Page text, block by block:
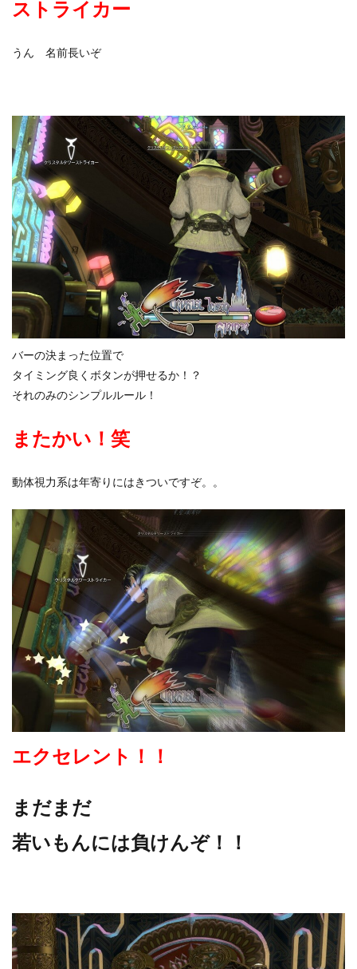
ストライカー
うん 名前長いぞ
バーの決まった位置で
タイミング良くボタンが押せるか！？
それのみのシンプルルール！
またかい！笑
動体視力系は年寄りにはきついですぞ。。
エクセレント！！
まだまだ
若いもんには負けんぞ！！